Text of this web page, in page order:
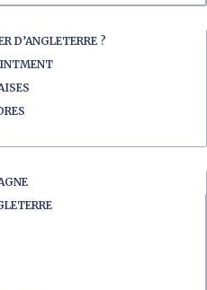
D’ANGLETERRE ?